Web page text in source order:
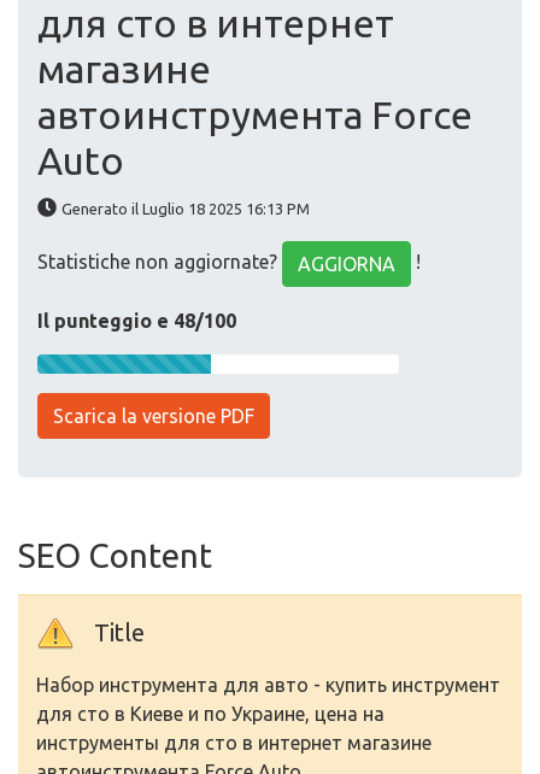
для сто в интернет
магазине
автоинструмента Force
Auto
Generato il Luglio 18 2025 16:13 PM
Statistiche non aggiornate? AGGIORNA !
Il punteggio e 48/100
Scarica la versione PDF
SEO Content
Title
Набор инструмента для авто - купить инструмент
для сто в Киеве и по Украине, цена на
инструменты для сто в интернет магазине